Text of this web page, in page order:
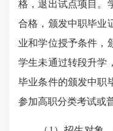
格，退出试点项目。
合格，颁发中职毕业
业和学位授予条件，
学生未通过转段升学
毕业条件的颁发中职
参加高职分类考试或